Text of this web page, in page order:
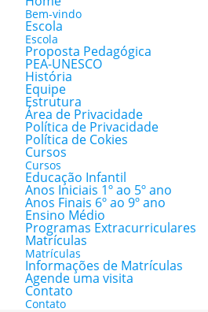
Bem-vindo
Escola
Escola
Proposta Pedagógica
PEA-UNESCO
História
Equipe
Estrutura
Área de Privacidade
Política de Privacidade
Política de Cokies
Cursos
Cursos
Educação Infantil
Anos Iniciais 1º ao 5º ano
Anos Finais 6º ao 9º ano
Ensino Médio
Programas Extracurriculares
Matrículas
Matrículas
Informações de Matrículas
Agende uma visita
Contato
Contato